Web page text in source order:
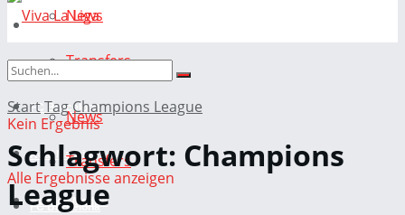
News
Transfers
FC Barcelona
Real Madrid
Atletico Madrid
La Liga
News
Transfers
FC Barcelona
Kein Ergebnis
Alle Ergebnisse anzeigen
StartTag Champions League
Schlagwort: Champions
League